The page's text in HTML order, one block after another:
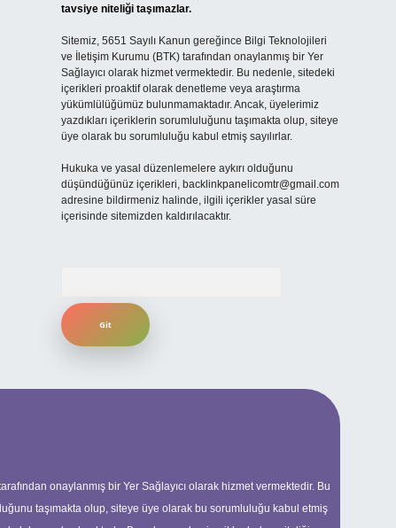
tavsiye niteliği taşımazlar.
Sitemiz, 5651 Sayılı Kanun gereğince Bilgi Teknolojileri
ve İletişim Kurumu (BTK) tarafından onaylanmış bir Yer
Sağlayıcı olarak hizmet vermektedir. Bu nedenle, sitedeki
içerikleri proaktif olarak denetleme veya araştırma
yükümlülüğümüz bulunmamaktadır. Ancak, üyelerimiz
yazdıkları içeriklerin sorumluluğunu taşımakta olup, siteye
üye olarak bu sorumluluğu kabul etmiş sayılırlar.
Hukuka ve yasal düzenlemelere aykırı olduğunu
düşündüğünüz içerikleri, backlinkpanelicomtr@gmail.com
adresine bildirmeniz halinde, ilgili içerikler yasal süre
içerisinde sitemizden kaldırılacaktır.
onaylanmış bir Yer Sağlayıcı olarak hizmet vermektedir. Bu
taşımakta olup, siteye üye olarak bu sorumluluğu kabul etmiş